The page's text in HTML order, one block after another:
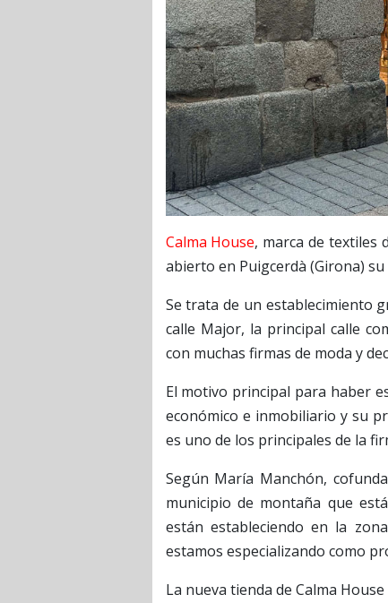
Calma House, marca de textiles
abierto en Puigcerdà (Girona)
Se trata de un establecimiento
calle Major, la principal calle
con muchas firmas de moda y
El motivo principal para haber
económico e inmobiliario y su
es uno de los principales de la
Según María Manchón,
municipio de montaña que
están estableciendo en la
estamos especializando como
La nueva tienda de Calma